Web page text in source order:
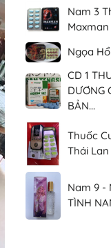
Nam 3
Maxman
Ngọa
CD 1
DƯƠNG
BẢN...
Thuốc
Thái Lan
Nam 9 -
TÌNH